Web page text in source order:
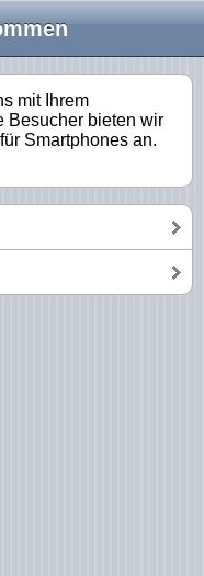
mit Ihrem
Besucher bieten wir
Smartphones an.